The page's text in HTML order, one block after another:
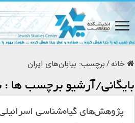
خانه/برچسب: بیابان‌های ایران
بایگانی/آرشیو برچسب ها :
پژوهش‌های گیاه‌شناسی